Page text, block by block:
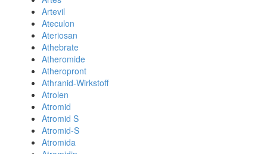
Artevil
Ateculon
Ateriosan
Athebrate
Atheromide
Atheropront
Athranid-Wirkstoff
Atrolen
Atromid
Atromid S
Atromid-S
Atromida